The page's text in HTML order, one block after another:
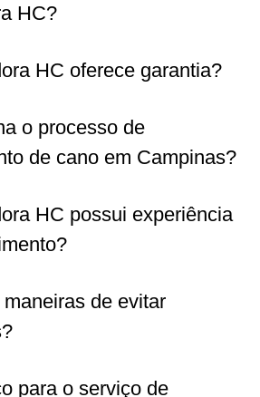
HC?
HC oferece garantia?
o processo de
de cano em Campinas?
HC possui experiência
de evitar
para o serviço de